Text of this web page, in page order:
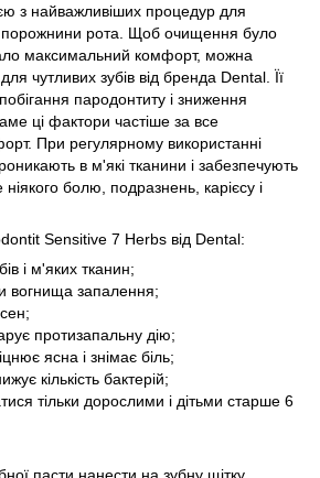
з найважливіших процедур для
рота. Щоб очищення було
максимальний комфорт, можна
чутливих зубів від бренда Dental. Її
пародонтиту і зниження
ці фактори частіше за все
При регулярному використанні
в м'які тканини і забезпечують
болю, подразнень, карієсу і
Sensitive 7 Herbs від Dental:
і м'яких тканин;
вогнища запалення;
протизапальну дію;
ясна і знімає біль;
кількість бактерій;
тільки дорослими і дітьми старше 6
пасти нанести на зубну щітку.